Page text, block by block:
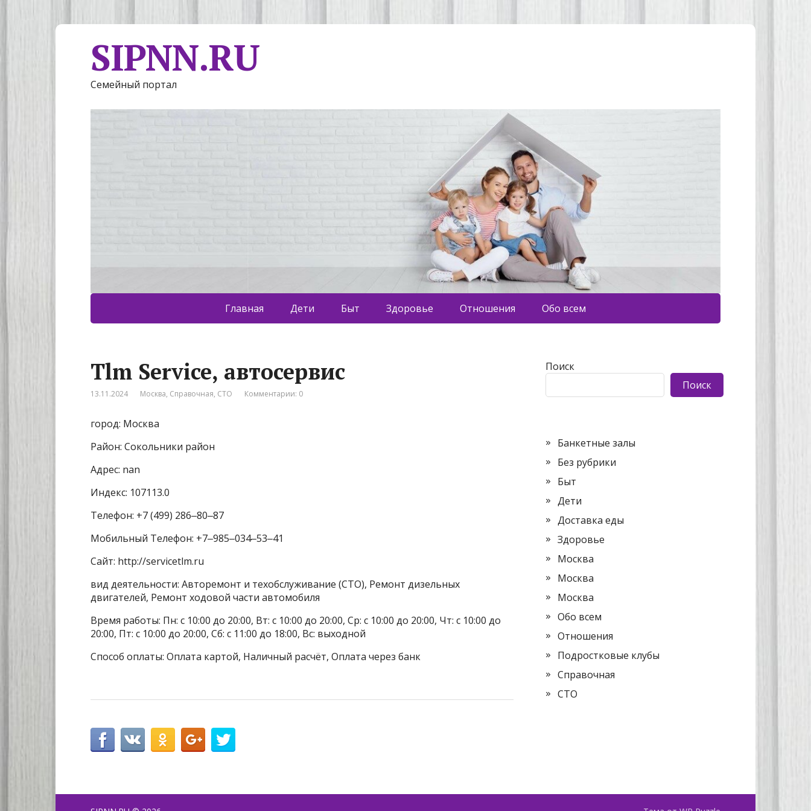
SIPNN.RU
Семейный портал
Главная Дети Быт Здоровье Отношения Обо всем
Tlm Service, автосервис
13.11.2024 Москва, Справочная, СТО Комментарии: 0
город: Москва
Район: Сокольники район
Адрес: nan
Индекс: 107113.0
Телефон: +7 (499) 286‒80‒87
Мобильный Телефон: +7‒985‒034‒53‒41
Сайт: http://servicetlm.ru
вид деятельности: Авторемонт и техобслуживание (СТО), Ремонт дизельных
двигателей, Ремонт ходовой части автомобиля
Время работы: Пн: с 10:00 до 20:00, Вт: с 10:00 до 20:00, Ср: с 10:00 до 20:00, Чт: с 10:00 до
20:00, Пт: с 10:00 до 20:00, Сб: с 11:00 до 18:00, Вс: выходной
Способ оплаты: Оплата картой, Наличный расчёт, Оплата через банк
Поиск
Поиск
Банкетные залы
Без рубрики
Быт
Дети
Доставка еды
Здоровье
Москва
Москва
Москва
Обо всем
Отношения
Подростковые клубы
Справочная
СТО